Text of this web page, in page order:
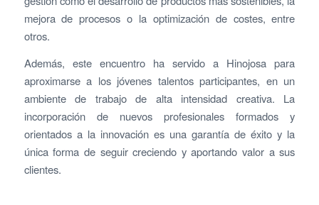
mejora de procesos o la optimización de costes, entre
otros.
Además, este encuentro ha servido a Hinojosa para
aproximarse a los jóvenes talentos participantes, en un
ambiente de trabajo de alta intensidad creativa. La
incorporación de nuevos profesionales formados y
orientados a la innovación es una garantía de éxito y la
única forma de seguir creciendo y aportando valor a sus
clientes.